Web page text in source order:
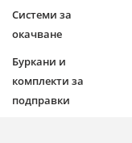
Системи за
окачване
Буркани и
комплекти за
подправки